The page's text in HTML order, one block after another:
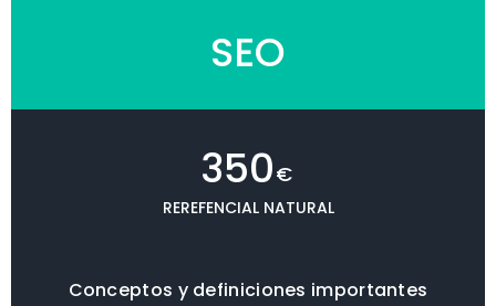
SEO
350€
REREFENCIAL NATURAL
Conceptos y definiciones importantes